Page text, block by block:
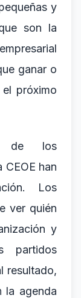
y
son la
ganar o
próximo
de los
han
Los
ver quién
y
partidos
resultado,
la agenda